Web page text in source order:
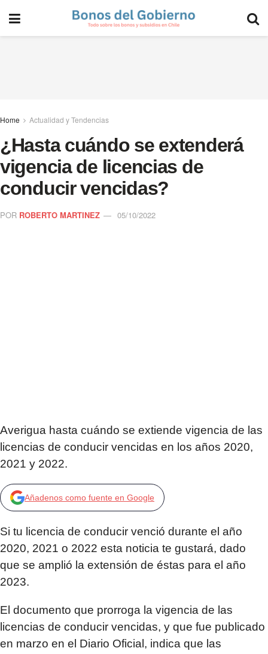
Home Actualidad y Tendencias
¿Hasta cuándo se extenderá
vigencia de licencias de
conducir vencidas?
POR ROBERTO MARTINEZ 05/10/2022
Averigua hasta cuándo se extiende vigencia de las
licencias de conducir vencidas en los años 2020,
2021 y 2022.
Añadenos como fuente en Google
Si tu licencia de conducir venció durante el año
2020, 2021 o 2022 esta noticia te gustará, dado
que se amplió la extensión de éstas para el año
2023.
El documento que prorroga la vigencia de las
licencias de conducir vencidas, y que fue publicado
en marzo en el Diario Oficial, indica que las